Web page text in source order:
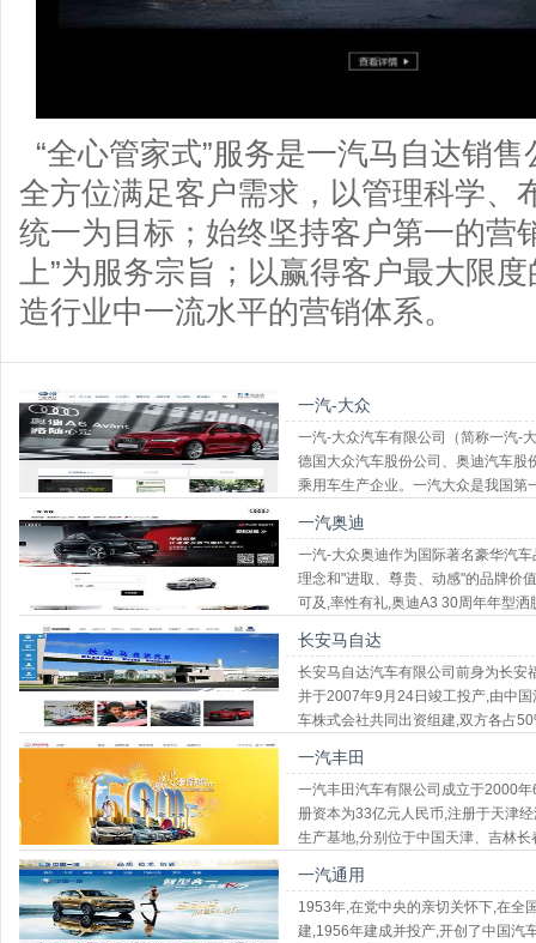
“全心管家式”服务是一汽马自达销
全方位满足客户需求，以管理科学、
统一为目标；始终坚持客户第一的营
上”为服务宗旨；以赢得客户最大限
造行业中一流水平的营销体系。
一汽-大众
一汽-大众汽车有限公司（简称一汽-
德国大众汽车股份公司、奥迪汽车
乘用车生产企业。一汽大众是我国
一汽奥迪
一汽-大众奥迪作为国际著名豪华汽
理念和"进取、尊贵、动感"的品牌价
可及,率性有礼,奥迪A3 30周年年型
长安马自达
长安马自达汽车有限公司前身为长
并于2007年9月24日竣工投产,由中
车株式会社共同出资组建,双方各占
一汽丰田
一汽丰田汽车有限公司成立于2000
册资本为33亿元人民币,注册于天津
生产基地,分别位于中国天津、吉林
一汽通用
1953年,在党中央的亲切关怀下,在全
建,1956年建成并投产,开创了中国汽